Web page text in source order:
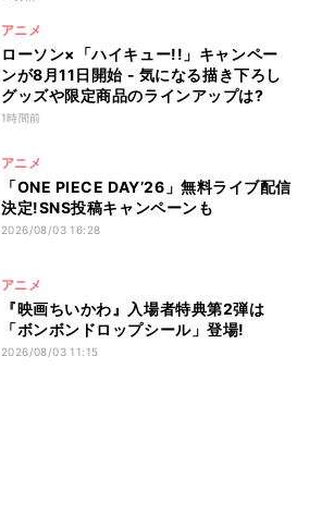
アニメ
ローソン×「ハイキュー!!」キャンペー
ンが8月11日開始 - 気になる描き下ろし
グッズや限定商品のラインアップは?
1時間前
アニメ
「ONE PIECE DAY’26」無料ライブ配信
決定!SNS投稿キャンペーンも
2026/08/03 16:28
アニメ
『映画ちいかわ』入場者特典第2弾は
「ボンボンドロップシール」登場!
2026/08/03 11:15